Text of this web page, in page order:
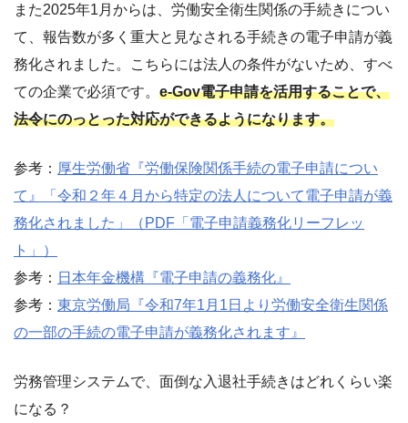
また2025年1月からは、労働安全衛生関係の手続きについ
て、報告数が多く重大と見なされる手続きの電子申請が義
務化されました。こちらには法人の条件がないため、すべ
ての企業で必須です。 e-Gov電子申請を活用することで、
法令にのっとった対応ができるようになります。
参考： 厚生労働省『労働保険関係手続の電子申請につい
て』「令和２年４月から特定の法人について電子申請が義
務化されました」（PDF「電子申請義務化リーフレッ
ト」）
参考： 日本年金機構『電子申請の義務化』
参考： 東京労働局『令和7年1月1日より労働安全衛生関係
の一部の手続の電子申請が義務化されます』
労務管理システムで、面倒な入退社手続きはどれくらい楽
になる？